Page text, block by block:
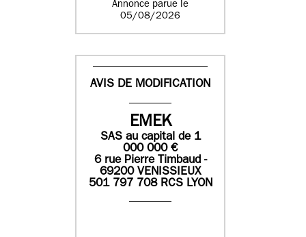
Annonce parue le
05/08/2026
AVIS DE MODIFICATION
EMEK
SASau capital de 1
000 000€
6 rue Pierre Timbaud -
69200 VENISSIEUX
501 797 708 RCS LYON